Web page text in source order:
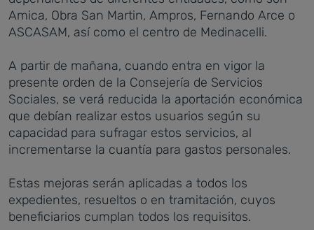
Amica, Obra San Martin, Ampros, Fernando Arce o
ASCASAM, así como el centro de Medinacelli.
A partir de mañana, cuando entra en vigor la
presente orden de la Consejería de Servicios
Sociales, se verá reducida la aportación económica
que debían realizar estos usuarios según su
capacidad para sufragar estos servicios, al
incrementarse la cuantía para gastos personales.
Estas mejoras serán aplicadas a todos los
expedientes, resueltos o en tramitación, cuyos
beneficiarios cumplan todos los requisitos.